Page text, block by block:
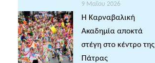
9 Μαΐου 2026
Η Καρναβαλική
Ακαδημία αποκτά
στέγη στο κέντρο της
Πάτρας